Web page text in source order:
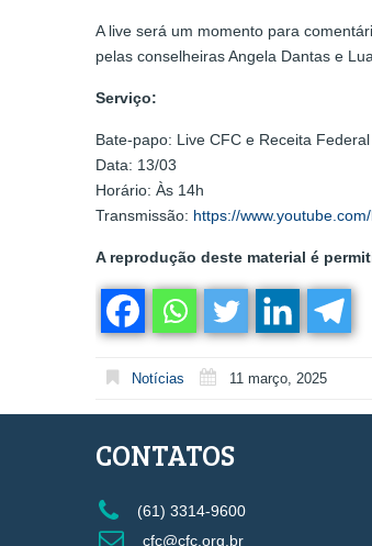
A live será um momento para
pelas conselheiras Angela Dantas e
Serviço:
Bate-papo: Live CFC e Receita Federal
Data: 13/03
Horário: Às 14h
Transmissão: https://
A reprodução deste material é
Notícias 11 março, 2025
CONTATOS
(61) 3314-9600
cfc@cfc.org.br